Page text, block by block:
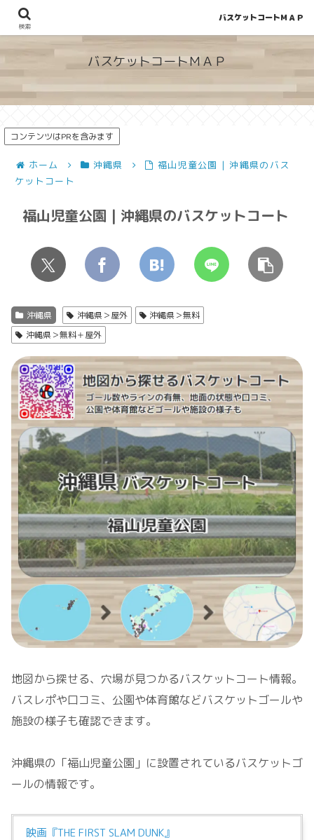
地図から探せる！穴場が見つかるバスケットコート情報
バスケットコートＭＡＰ
コンテンツはPRを含みます
ホーム 沖縄県
福山児童公園 | 沖縄県のバス
ケットコート
福山児童公園 | 沖縄県のバスケットコート
沖縄県 沖縄県＞屋外
沖縄県＞無料
沖縄県＞無料＋屋外
地図から探せる、穴場が見つかるバスケットコート情報。
バスレポや口コミ、公園や体育館などバスケットゴールや
施設の様子も確認できます。
沖縄県の「福山児童公園」に設置されているバスケットゴ
ールの情報です。
映画『THE FIRST SLAM DUNK』
検索
バスケットコートＭＡＰ